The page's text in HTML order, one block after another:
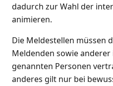
dadurch zur Wahl der
animieren.
Die Meldestellen müssen
Meldenden sowie
genannten Personen
anderes gilt nur bei